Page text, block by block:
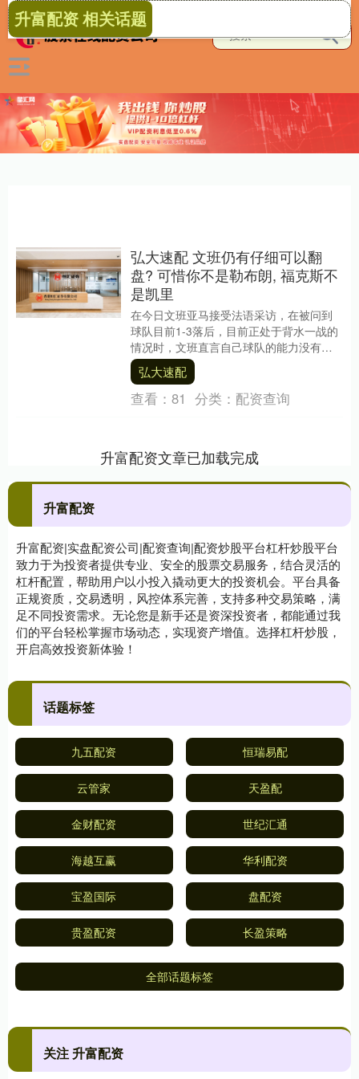
升富配资 相关话题
弘大速配 文班仍有仔细可以翻
盘? 可惜你不是勒布朗, 福克斯不
是凯里
在今日文班亚马接受法语采访，在被问到
球队目前1-3落后，目前正处于背水一战的
情况时，文班直言自己球队的能力没有问
题，因为球队一场接一场证明了，没有人
能真正击败自....
弘大速配
查看： 81 分类： 配资查询
升富配资文章已加载完成
升富配资
升富配资|实盘配资公司|配资查询|配资炒股平台杠杆炒股平台
致力于为投资者提供专业、安全的股票交易服务，结合灵活的
杠杆配置，帮助用户以小投入撬动更大的投资机会。平台具备
正规资质，交易透明，风控体系完善，支持多种交易策略，满
足不同投资需求。无论您是新手还是资深投资者，都能通过我
们的平台轻松掌握市场动态，实现资产增值。选择杠杆炒股，
开启高效投资新体验！
话题标签
九五配资 恒瑞易配
云管家 天盈配
金财配资 世纪汇通
海越互赢 华利配资
宝盈国际 盘配资
贵盈配资 长盈策略
全部话题标签
关注 升富配资